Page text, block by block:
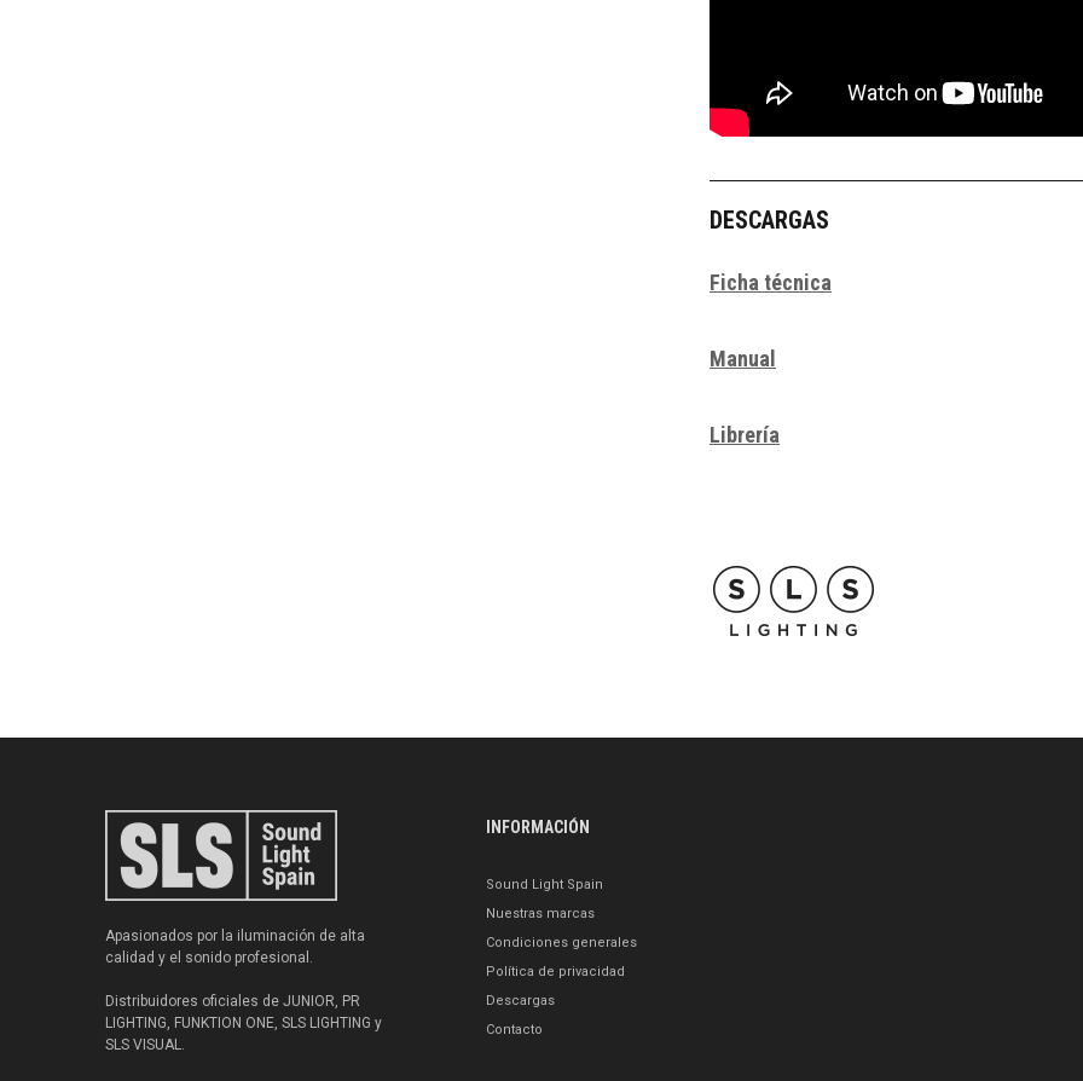
DESCARGAS
Ficha técnica
Manual
Librería
Apasionados por la iluminación de alta
calidad y el sonido profesional.
Distribuidores oficiales de JUNIOR, PR
LIGHTING, FUNKTION ONE, SLS LIGHTING y
SLS VISUAL.
INFORMACIÓN
Sound Light Spain
Nuestras marcas
Condiciones generales
Política de privacidad
Descargas
Contacto